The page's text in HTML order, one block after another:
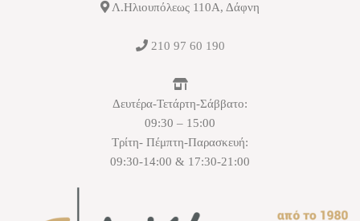
Λ.Ηλιουπόλεως 110Α, Δάφνη
210 97 60 190
Δευτέρα-Τετάρτη-Σάββατο:
09:30 – 15:00
Τρίτη- Πέμπτη-Παρασκευή:
09:30-14:00 & 17:30-21:00